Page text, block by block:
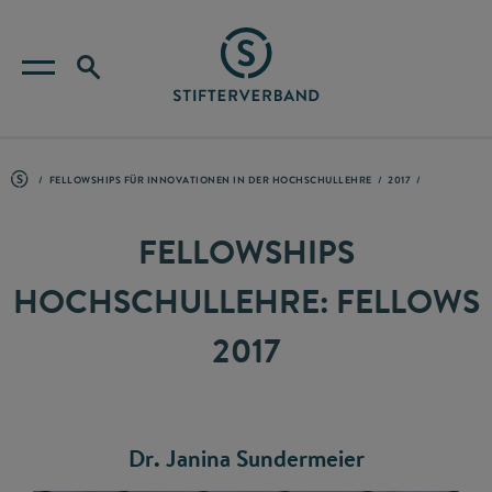
FELLOWSHIPS FÜR INNOVATIONEN IN DER HOCHSCHULLEHRE 2017
FELLOWSHIPS
HOCHSCHULLEHRE: FELLOWS
2017
Dr. Janina Sundermeier